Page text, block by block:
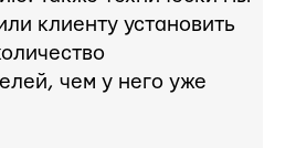
клиенту установить
чем у него уже